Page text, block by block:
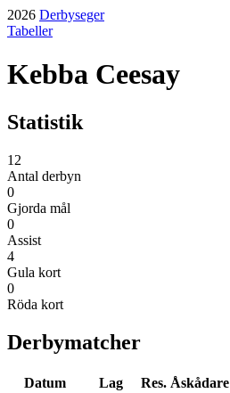
2026 Derbyseger
Tabeller
Kebba Ceesay
Statistik
12
Antal derbyn
0
Gjorda mål
0
Assist
4
Gula kort
0
Röda kort
Derbymatcher
Datum Lag Res. Åskådare